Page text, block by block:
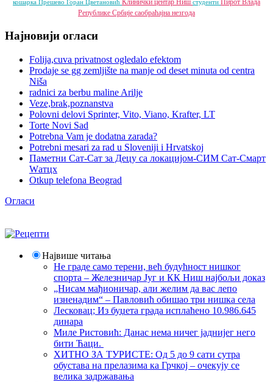
кошарка Прешево Горан Цветановић Клинички центар Ниш студенти Пирот Влада
Републике Србије саобраћајна незгода
Најновији огласи
Folija,cuva privatnost ogledalo efektom
Prodaje se gg zemljište na manje od deset minuta od centra
Niša
radnici za berbu maline Arilje
Veze,brak,poznanstva
Polovni delovi Sprinter, Vito, Viano, Krafter, LT
Torte Novi Sad
Potrebna Vam je dodatna zarada?
Potrebni mesari za rad u Sloveniji i Hrvatskoj
Паметни Сат-Сат за Децу са локацијом-СИМ Сат-Смарт
Wатцх
Otkup telefona Beograd
Огласи
Највише читања
Не граде само терени, већ будућност нишког
спорта – Железничар Југ и КК Ниш најбољи доказ
„Нисам мађионичар, али желим да вас лепо
изненадим“ – Павловић обишао три нишка села
Лесковац; Из буџета града исплаћено 10.986.645
динара
Миле Ристовић: Данас нема ничег јаднијег него
бити Ћаци.
ХИТНО ЗА ТУРИСТЕ: Од 5 до 9 сати сутра
обустава на прелазима ка Грчкој – очекују се
велика задржавања